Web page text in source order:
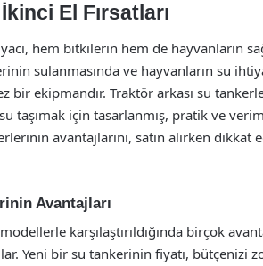
El Fırsatları
hem bitkilerin hem de hayvanların
sulanmasında ve hayvanların su
bir ekipmandır. Traktör arkası su
taşımak için tasarlanmış, pratik ve
avantajlarını, satın alırken dikkat
Avantajları
karşılaştırıldığında birçok
Yeni bir su tankerinin fiyatı, bütçenizi